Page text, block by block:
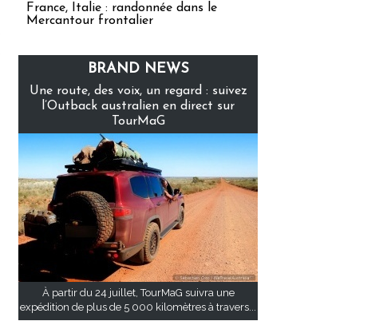
France, Italie : randonnée dans le
Mercantour frontalier
BRAND NEWS
Une route, des voix, un regard : suivez
l’Outback australien en direct sur
TourMaG
À partir du 24 juillet, TourMaG suivra une
expédition de plus de 5 000 kilomètres à travers...